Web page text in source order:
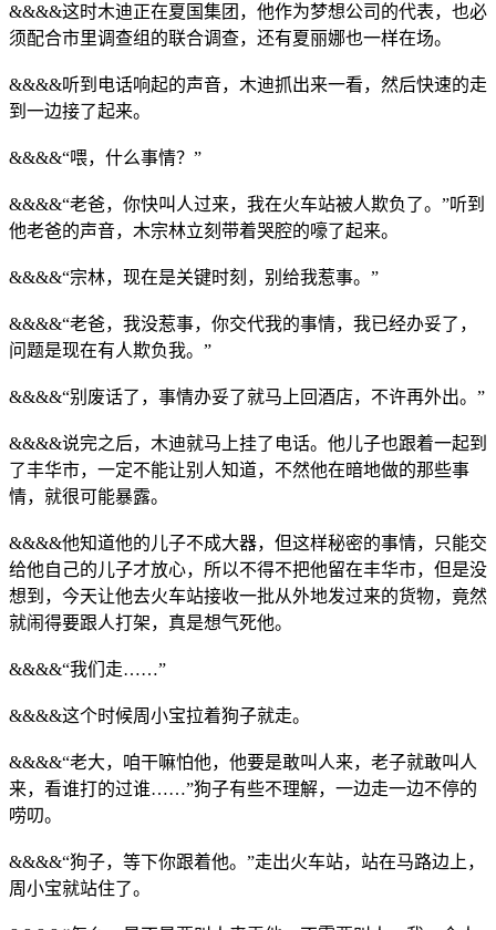
&&&&这时木迪正在夏国集团，他作为梦想公司的代表，也必
须配合市里调查组的联合调查，还有夏丽娜也一样在场。
&&&&听到电话响起的声音，木迪抓出来一看，然后快速的走
到一边接了起来。
&&&&“喂，什么事情？”
&&&&“老爸，你快叫人过来，我在火车站被人欺负了。”听到
他老爸的声音，木宗林立刻带着哭腔的嚎了起来。
&&&&“宗林，现在是关键时刻，别给我惹事。”
&&&&“老爸，我没惹事，你交代我的事情，我已经办妥了，
问题是现在有人欺负我。”
&&&&“别废话了，事情办妥了就马上回酒店，不许再外出。”
&&&&说完之后，木迪就马上挂了电话。他儿子也跟着一起到
了丰华市，一定不能让别人知道，不然他在暗地做的那些事
情，就很可能暴露。
&&&&他知道他的儿子不成大器，但这样秘密的事情，只能交
给他自己的儿子才放心，所以不得不把他留在丰华市，但是没
想到，今天让他去火车站接收一批从外地发过来的货物，竟然
就闹得要跟人打架，真是想气死他。
&&&&“我们走……”
&&&&这个时候周小宝拉着狗子就走。
&&&&“老大，咱干嘛怕他，他要是敢叫人来，老子就敢叫人
来，看谁打的过谁……”狗子有些不理解，一边走一边不停的
唠叨。
&&&&“狗子，等下你跟着他。”走出火车站，站在马路边上，
周小宝就站住了。